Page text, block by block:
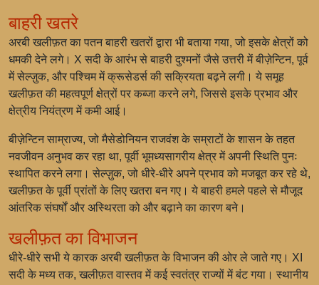
बाहरी खतरे
अरबी खलीफ़त का पतन बाहरी खतरों द्वारा भी बताया गया, जो इसके क्षेत्रों को
धमकी देने लगे। X सदी के आरंभ से बाहरी दुश्मनों जैसे उत्तरी में बीज़ेन्टिन, पूर्व
में सेल्ज़ुक, और पश्चिम में क्रूसेडर्स की सक्रियता बढ़ने लगी। ये समूह
खलीफ़त की महत्वपूर्ण क्षेत्रों पर कब्जा करने लगे, जिससे इसके प्रभाव और
क्षेत्रीय नियंत्रण में कमी आई।
बीज़ेन्टिन साम्राज्य, जो मैसेडोनियन राजवंश के सम्राटों के शासन के तहत
नवजीवन अनुभव कर रहा था, पूर्वी भूमध्यसागरीय क्षेत्र में अपनी स्थिति पुनः
स्थापित करने लगा। सेल्ज़ुक, जो धीरे-धीरे अपने प्रभाव को मजबूत कर रहे थे,
खलीफ़त के पूर्वी प्रांतों के लिए खतरा बन गए। ये बाहरी हमले पहले से मौजूद
आंतरिक संघर्षों और अस्थिरता को और बढ़ाने का कारण बने।
खलीफ़त का विभाजन
धीरे-धीरे सभी ये कारक अरबी खलीफ़त के विभाजन की ओर ले जाते गए। XI
सदी के मध्य तक, खलीफ़त वास्तव में कई स्वतंत्र राज्यों में बंट गया। स्थानीय